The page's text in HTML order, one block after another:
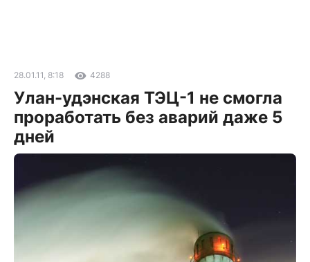
28.01.11, 8:18 4288
Улан-удэнская ТЭЦ-1 не смогла
проработать без аварий даже 5
дней